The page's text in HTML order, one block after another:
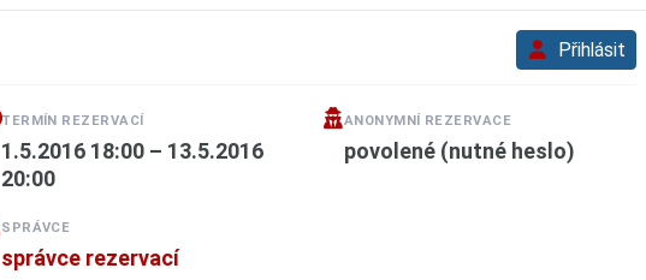
Přihlásit
TERMÍN REZERVACÍ
1.5.2016 18:00 – 13.5.2016
20:00
ANONYMNÍ REZERVACE
povolené (nutné heslo)
SPRÁVCE
správce rezervací